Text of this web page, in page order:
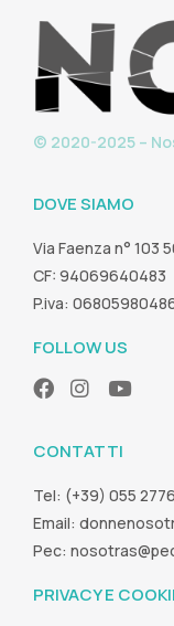
© 2020-2025 –
DOVE SIAMO
Via Faenza n° 103
CF: 94069640483
P.iva:
FOLLOW US
CONTATTI
Tel: (+39) 055
Email:
Pec:
PRIVACY E